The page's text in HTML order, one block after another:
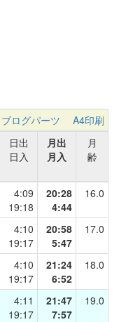
ブログパーツ
A4印刷
日出
日入
月出
月入
月
齢
4:09
19:18
20:28
4:44
16.0
4:10
19:17
20:58
5:47
17.0
4:10
19:17
21:24
6:52
18.0
4:11
19:17
21:47
7:57
19.0